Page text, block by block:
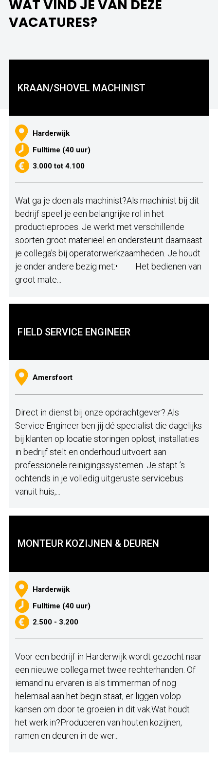
WAT VIND JE VAN DEZE
VACATURES?
KRAAN/SHOVEL MACHINIST
Harderwijk
Fulltime (40 uur)
3.000 tot 4.100
Wat ga je doen als machinist?Als machinist bij dit
bedrijf speel je een belangrijke rol in het
productieproces. Je werkt met verschillende
soorten groot materieel en ondersteunt daarnaast
je collega's bij operatorwerkzaamheden. Je houdt
je onder andere bezig met:• Het bedienen van
groot mate...
FIELD SERVICE ENGINEER
Amersfoort
Direct in dienst bij onze opdrachtgever? Als
Service Engineer ben jij dé specialist die dagelijks
bij klanten op locatie storingen oplost, installaties
in bedrijf stelt en onderhoud uitvoert aan
professionele reinigingssystemen. Je stapt ’s
ochtends in je volledig uitgeruste servicebus
vanuit huis,...
MONTEUR KOZIJNEN & DEUREN
Harderwijk
Fulltime (40 uur)
2.500 - 3.200
Voor een bedrijf in Harderwijk wordt gezocht naar
een nieuwe collega met twee rechterhanden. Of
iemand nu ervaren is als timmerman of nog
helemaal aan het begin staat, er liggen volop
kansen om door te groeien in dit vak.Wat houdt
het werk in?Produceren van houten kozijnen,
ramen en deuren in de wer...